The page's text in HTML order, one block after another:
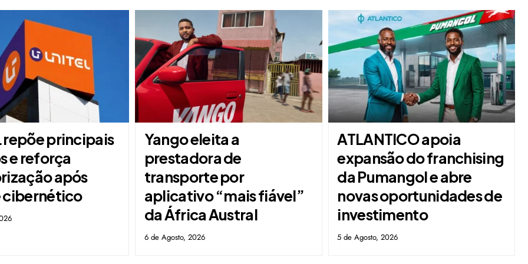
repõe principais
e reforça
após
cibernético
Yango eleita a
prestadora de
transporte por
aplicativo “mais fiável”
da África Austral
6 de Agosto, 2026
ATLANTICO apoia
expansão do franchising
da Pumangol e abre
novas oportunidades de
investimento
5 de Agosto, 2026